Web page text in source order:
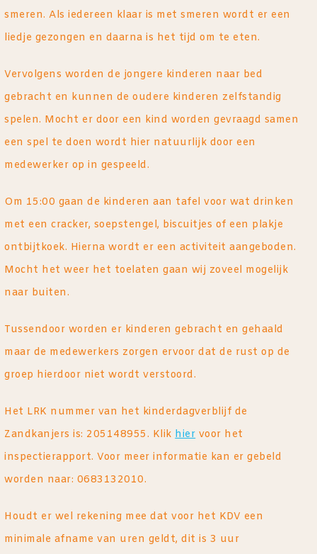
smeren. Als iedereen klaar is met smeren wordt er een
liedje gezongen en daarna is het tijd om te eten.
Vervolgens worden de jongere kinderen naar bed
gebracht en kunnen de oudere kinderen zelfstandig
spelen. Mocht er door een kind worden gevraagd samen
een spel te doen wordt hier natuurlijk door een
medewerker op in gespeeld.
Om 15:00 gaan de kinderen aan tafel voor wat drinken
met een cracker, soepstengel, biscuitjes of een plakje
ontbijtkoek. Hierna wordt er een activiteit aangeboden.
Mocht het weer het toelaten gaan wij zoveel mogelijk
naar buiten.
Tussendoor worden er kinderen gebracht en gehaald
maar de medewerkers zorgen ervoor dat de rust op de
groep hierdoor niet wordt verstoord.
Het LRK nummer van het kinderdagverblijf de
Zandkanjers is: 205148955. Klikhiervoor het
inspectierapport. Voor meer informatie kan er gebeld
worden naar: 0683132010.
Houdt er wel rekening mee dat voor het KDV een
minimale afname van uren geldt, dit is 3 uur